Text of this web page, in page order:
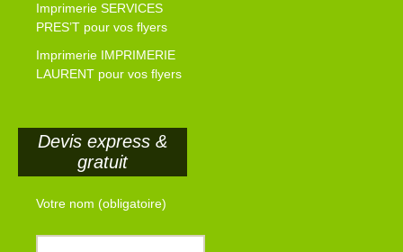
Imprimerie SERVICES
PRES’T pour vos flyers
Imprimerie IMPRIMERIE
LAURENT pour vos flyers
Devis express &
gratuit
Votre nom (obligatoire)